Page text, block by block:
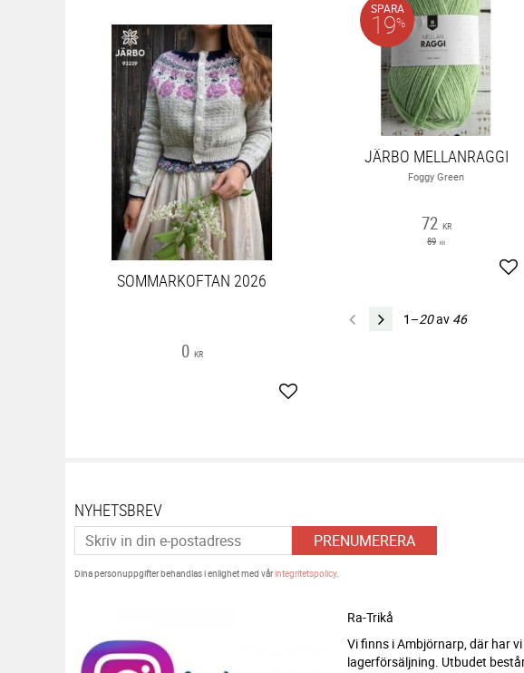
JÄRBO MELLANRAGGI
Foggy Green
72 KR
89 KR
SPARA
19%
1–20av 46
SOMMARKOFTAN 2026
0 KR
Lägg till i favoriter
NYHETSBREV
PRENUMERERA
Dina personuppgifter behandlas i enlighet med vårintegritetspolicy.
Ra-Trikå
Vi finns i Ambjörnarp, där har vi
lagerförsäljning. Utbudet